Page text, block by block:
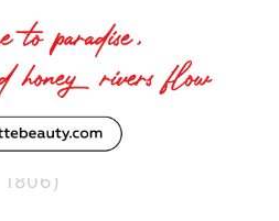
Джеймс Берри (1741-
1806)